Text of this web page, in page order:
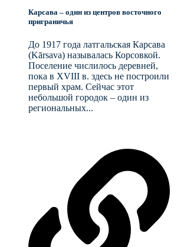
Карсава – один из центров восточного
приграничья
До 1917 года латгальская Карсава
(Kārsava) называлась Корсовкой.
Поселение числилось деревней,
пока в XVIII в. здесь не построили
первый храм. Сейчас этот
небольшой городок – один из
региональных...